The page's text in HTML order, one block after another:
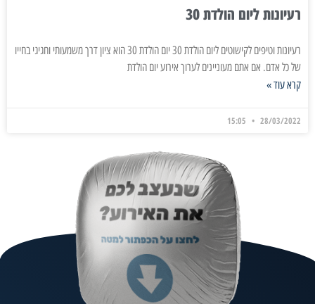
רעיונות ליום הולדת 30
רעיונות וטיפים לקישוטים ליום הולדת 30 יום הולדת 30 הוא ציון דרך משמעותי וחגיגי בחייו
של כל אדם. אם אתם מעוניינים לערוך אירוע יום הולדת
קרא עוד »
28/03/2022